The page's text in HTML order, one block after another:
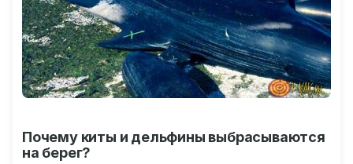
Почему киты и дельфины выбрасываются
на берег?